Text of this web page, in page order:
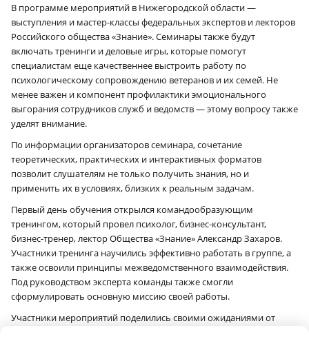
В программе мероприятий в Нижегородской области —
выступления и мастер-классы федеральных экспертов и лекторов
Российского общества «Знание». Семинары также будут
включать тренинги и деловые игры, которые помогут
специалистам еще качественнее выстроить работу по
психологическому сопровождению ветеранов и их семей. Не
менее важен и компонент профилактики эмоционального
выгорания сотрудников служб и ведомств — этому вопросу также
уделят внимание.
По информации организаторов семинара, сочетание
теоретических, практических и интерактивных форматов
позволит слушателям не только получить знания, но и
применить их в условиях, близких к реальным задачам.
Первый день обучения открылся командообразующим
тренингом, который провел психолог, бизнес-консультант,
бизнес-тренер, лектор Общества «Знание» Александр Захаров.
Участники тренинга научились эффективно работать в группе, а
также освоили принципы межведомственного взаимодействия.
Под руководством эксперта команды также смогли
сформулировать основную миссию своей работы.
Участники мероприятий поделились своими ожиданиями от